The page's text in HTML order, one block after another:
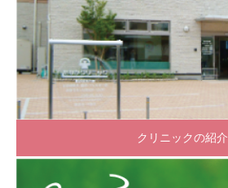
クリニックの紹介